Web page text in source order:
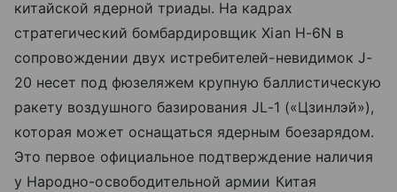
китайской ядерной триады. На кадрах
стратегический бомбардировщик Xian H-6N в
сопровождении двух истребителей-невидимок J-
20 несет под фюзеляжем крупную баллистическую
ракету воздушного базирования JL-1 («Цзинлэй»),
которая может оснащаться ядерным боезарядом.
Это первое официальное подтверждение наличия
у Народно-освободительной армии Китая